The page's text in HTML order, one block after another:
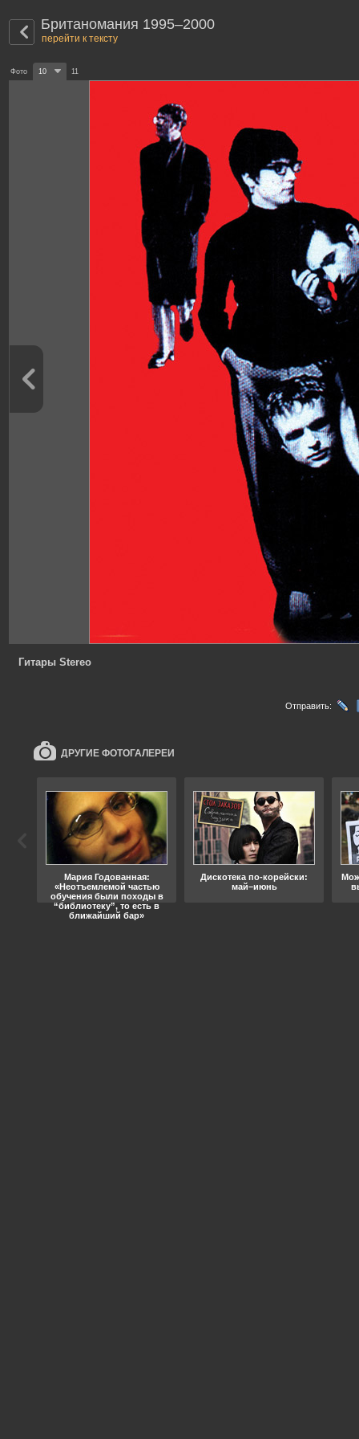
Британомания 1995–2000
перейти к тексту
Фото 10 11
Гитары Stereo
Отправить:
ДРУГИЕ ФОТОГАЛЕРЕИ
Мария Годованная:
«Неотъемлемой частью
обучения были походы в
“библиотеку”, то есть в
ближайший бар»
Дискотека по-корейски:
май–июнь